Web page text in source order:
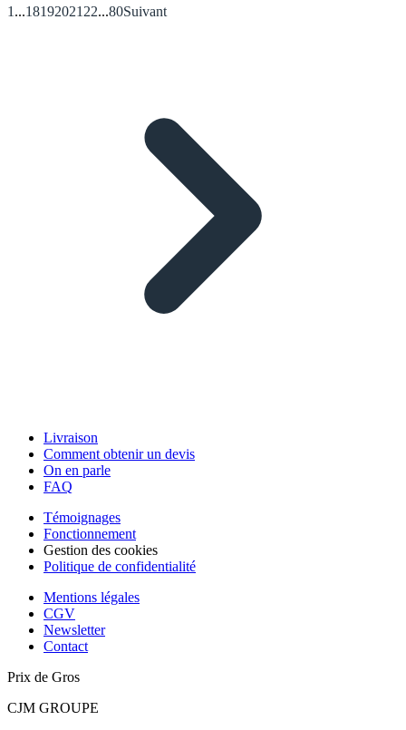
1 ...18192021 22...80Suivant
Livraison
Comment obtenir un devis
On en parle
FAQ
Témoignages
Fonctionnement
Gestion des cookies
Politique de confidentialité
Mentions légales
CGV
Newsletter
Contact
Prix de Gros
CJM GROUPE